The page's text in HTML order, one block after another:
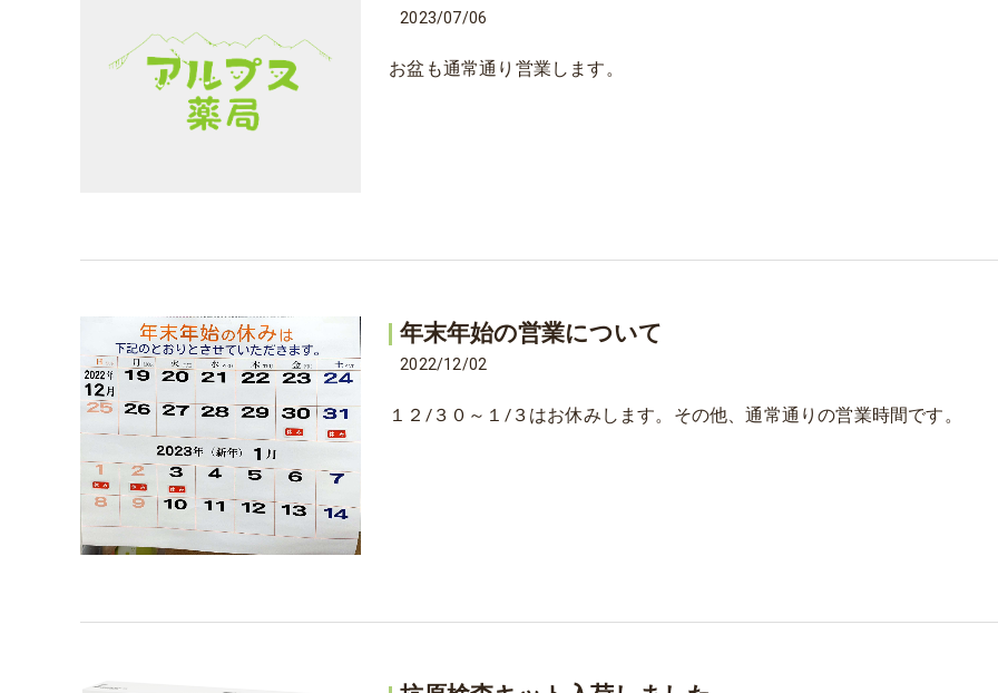
2023/07/06
お盆も通常通り営業します。
年末年始の営業について
2022/12/02
１２/３０～１/３はお休みします。その他、通常通りの営業時間です。